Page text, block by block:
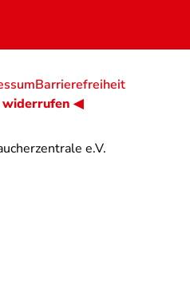
e.V.
Barrierefreiheit
◀